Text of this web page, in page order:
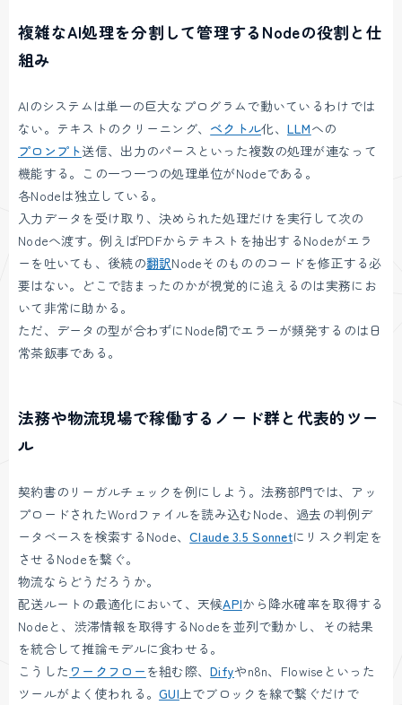
複雑なAI処理を分割して管理するNodeの役割と仕
組み
AIのシステムは単一の巨大なプログラムで動いているわけでは
ない。テキストのクリーニング、 ベクトル化、 LLMへの
プロンプト送信、出力のパースといった複数の処理が連なって
機能する。この一つ一つの処理単位がNodeである。
各Nodeは独立している。
入力データを受け取り、決められた処理だけを実行して次の
Nodeへ渡す。例えばPDFからテキストを抽出するNodeがエラ
ーを吐いても、後続の翻訳Nodeそのもののコードを修正する必
要はない。どこで詰まったのかが視覚的に追えるのは実務にお
いて非常に助かる。
ただ、データの型が合わずにNode間でエラーが頻発するのは日
常茶飯事である。
法務や物流現場で稼働するノード群と代表的ツー
ル
契約書のリーガルチェックを例にしよう。法務部門では、アッ
プロードされたWordファイルを読み込むNode、過去の判例デ
ータベースを検索するNode、Claude 3.5 Sonnetにリスク判定を
させるNodeを繋ぐ。
物流ならどうだろうか。
配送ルートの最適化において、天候APIから降水確率を取得する
Nodeと、渋滞情報を取得するNodeを並列で動かし、その結果
を統合して推論モデルに食わせる。
こうした ワークフロー を組む際、Difyやn8n、Flowiseといった
ツールがよく使われる。GUI 上でブロックを線で繋ぐだけで